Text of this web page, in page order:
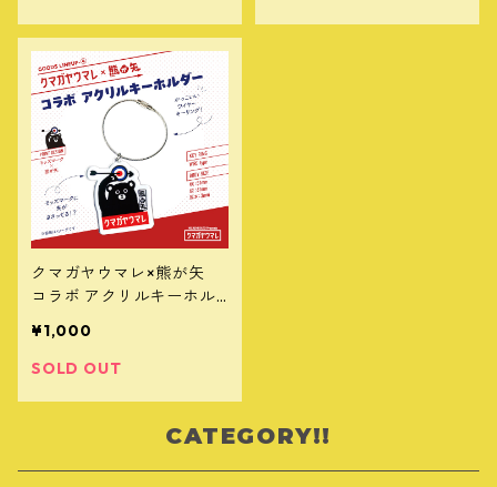
クマガヤウマレ×熊が矢
コラボ アクリルキーホル
¥1,000
SOLD OUT
CATEGORY!!